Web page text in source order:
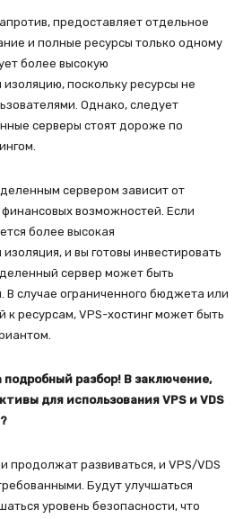
предоставляет отдельное
и полные ресурсы только одному
более высокую
поскольку ресурсы не
Однако, следует
серверы стоят дороже по
сервером зависит от
возможностей. Если
более высокая
и вы готовы инвестировать
сервер может быть
случае ограниченного бюджета или
к ресурсам, VPS-хостинг может быть
подробный разбор! В заключение,
для использования VPS и VDS
продолжат развиваться, и VPS/VDS
Будут улучшаться
уровень безопасности, что